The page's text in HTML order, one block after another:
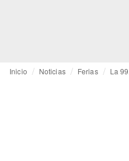
Inicio Noticias Ferias